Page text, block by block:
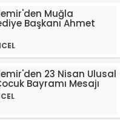
Muğla
Başkanı Ahmet
23 Nisan Ulusal
Bayramı Mesajı